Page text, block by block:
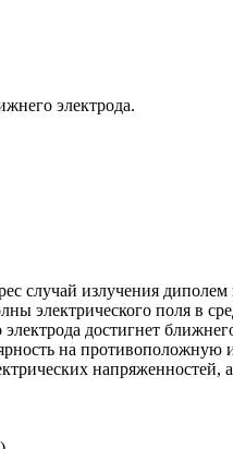
электрода.
случай излучения
электрического поля в
достигнет
на противоположную и
напряженностей,